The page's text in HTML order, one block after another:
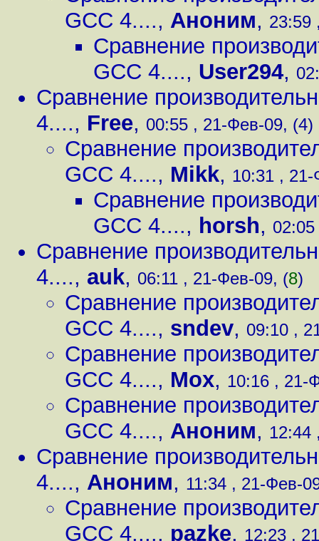
GCC 4...., Аноним, 23:59
Сравнение
GCC 4...., User294,
Сравнение
4...., Free, 00:55 , 21-Фев-09, (4)
Сравнение
GCC 4...., Mikk, 10:31 ,
Сравнение
GCC 4...., horsh,
Сравнение
4...., auk, 06:11 , 21-Фев-09, (8)
Сравнение
GCC 4...., sndev, 09:10 ,
Сравнение
GCC 4...., Mox, 10:16 , 21-
Сравнение
GCC 4...., Аноним, 12:44
Сравнение
4...., Аноним, 11:34 , 21-Фев-
Сравнение
GCC 4...., pazke, 12:23 ,